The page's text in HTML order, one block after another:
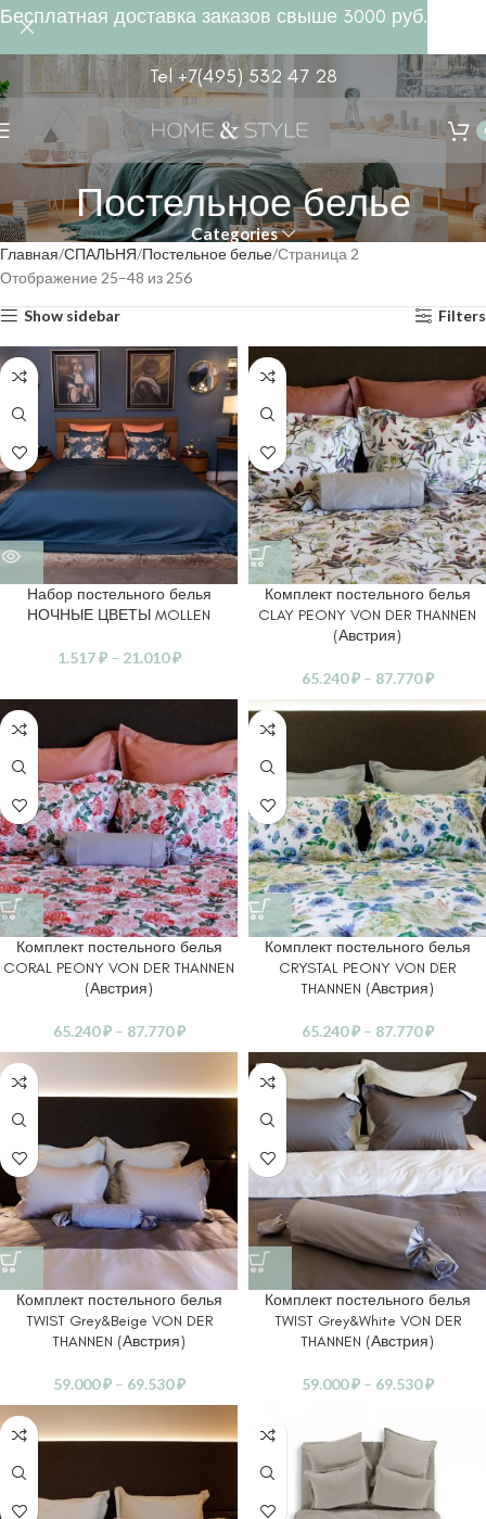
Tel +7(495) 532 47 28
Постельное белье
Categories
Главная СПАЛЬНЯ Постельное белье Страница 2
Отображение 25–48 из 256
Show sidebar Filters
Набор постельного белья
НОЧНЫЕ ЦВЕТЫ MOLLEN
1.517₽ – 21.010₽
Комплект постельного белья
CLAY PEONY VON DER THANNEN
(Австрия)
65.240₽ – 87.770₽
Комплект постельного белья
CORAL PEONY VON DER THANNEN
(Австрия)
65.240₽ – 87.770₽
Комплект постельного белья
CRYSTAL PEONY VON DER
THANNEN (Австрия)
65.240₽ – 87.770₽
Комплект постельного белья
TWIST Grey&Beige VON DER
THANNEN (Австрия)
59.000₽ – 69.530₽
Комплект постельного белья
TWIST Grey&White VON DER
THANNEN (Австрия)
59.000₽ – 69.530₽
Бесплатная доставка заказов свыше 3000 руб.